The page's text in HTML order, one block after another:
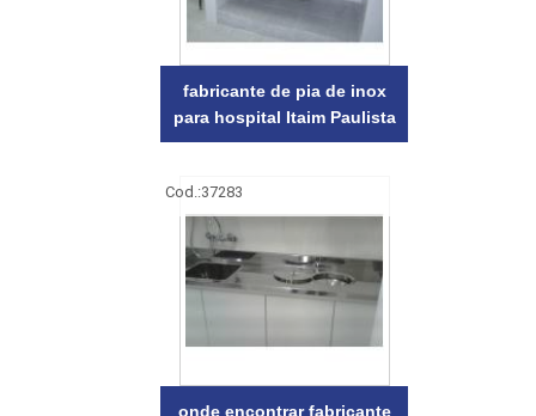
fabricante de pia de inox
para hospital Itaim Paulista
Cod.:37283
onde encontrar fabricante